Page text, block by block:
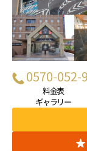
0570-052-
料金表
ギャラリー